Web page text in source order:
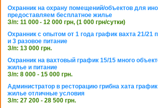
Охранник на охрану помещений/объектов для
предоставляем бесплатное жилье
З/п: 11 000 - 12 000 грн, (1 000 грн/сутки)
Охранник с опытом от 1 года график вахта 21/21
и 3 разовое питание
З/п: 13 000 грн.
Охранник на вахтовый график 15/15 много
жилье и питание
З/п: 8 000 - 15 000 грн.
Администратор в ресторацию грибна хата
жилье отличные условия
З/п: 27 200 - 28 500 грн.